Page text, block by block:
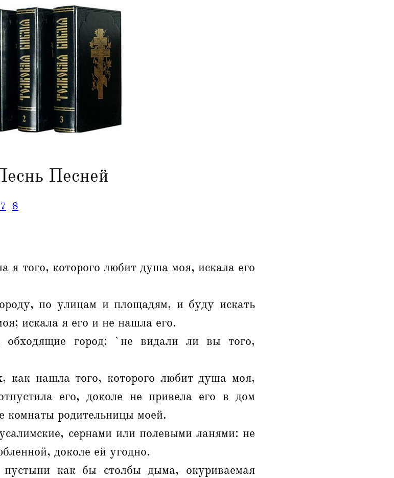
Песней
7 8
я того, которого любит душа моя, искала его
по улицам и площадям, и буду искать
искала я его и не нашла его.
обходящие город: `не видали ли вы того,
нашла того, которого любит душа моя,
его, доколе не привела его в дом
комнаты родительницы моей.
сернами или полевыми ланями: не
доколе ей угодно.
как бы столбы дыма, окуриваемая